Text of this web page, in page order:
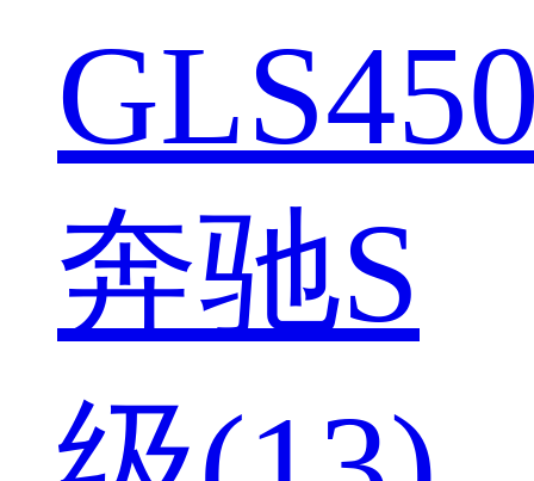
奔驰S